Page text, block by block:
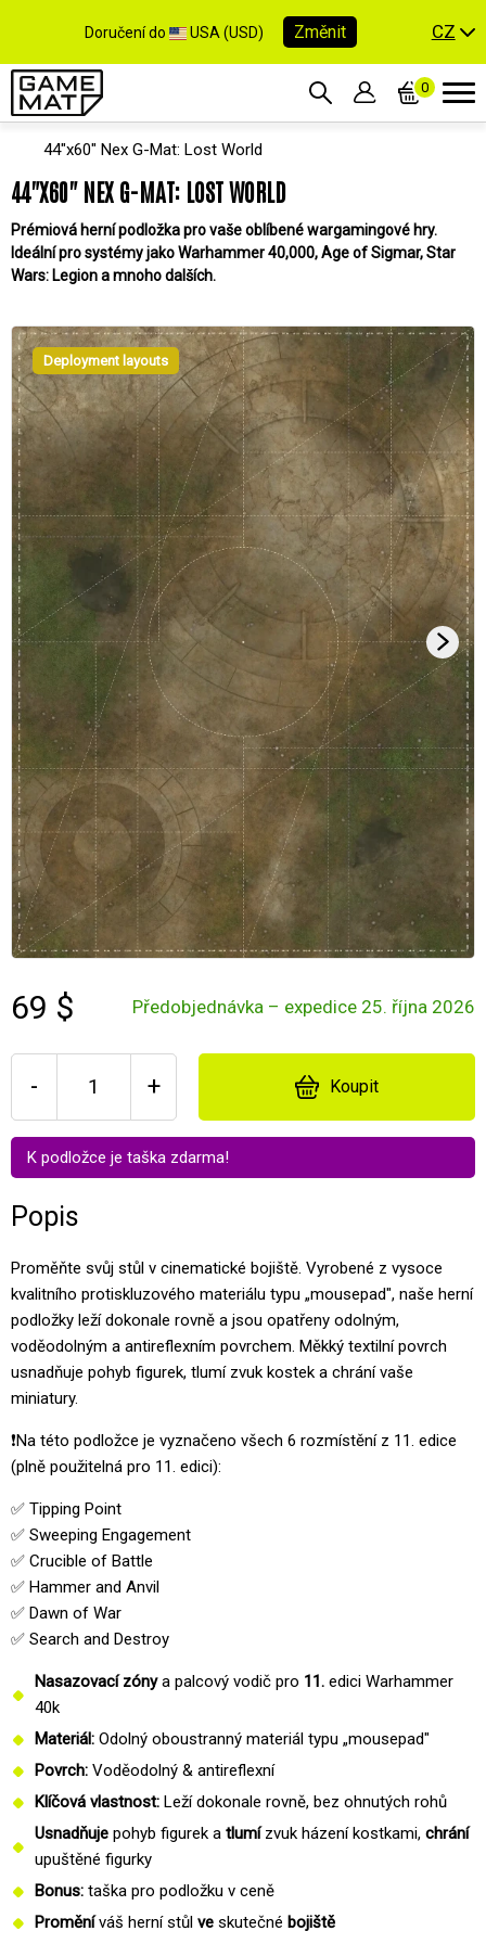
Doručení do USA (USD) Změnit CZ
0
44"x60" Nex G-Mat: Lost World
44"X60" NEX G-MAT: LOST WORLD
Prémiová herní podložka pro vaše oblíbené wargamingové hry.
Ideální pro systémy jako Warhammer 40,000, Age of Sigmar, Star
Wars: Legion a mnoho dalších.
Deployment layouts
69 $ Předobjednávka – expedice 25. října 2026
- + Koupit
K podložce je taška zdarma!
Popis
Proměňte svůj stůl v cinematické bojiště. Vyrobené z vysoce
kvalitního protiskluzového materiálu typu „mousepad", naše herní
podložky leží dokonale rovně a jsou opatřeny odolným,
voděodolným a antireflexním povrchem. Měkký textilní povrch
usnadňuje pohyb figurek, tlumí zvuk kostek a chrání vaše
miniatury.
❗Na této podložce je vyznačeno všech 6 rozmístění z 11. edice
(plně použitelná pro 11. edici):
✅ Tipping Point
✅ Sweeping Engagement
✅ Crucible of Battle
✅ Hammer and Anvil
✅ Dawn of War
✅ Search and Destroy
Nasazovací zónya palcový vodič pro 11. edici Warhammer
40k
Materiál: Odolný oboustranný materiál typu „mousepad"
Povrch: Voděodolný & antireflexní
Klíčová vlastnost: Leží dokonale rovně, bez ohnutých rohů
Usnadňuje pohyb figurek a tlumízvuk házení kostkami, chrání
upuštěné figurky
Bonus: taška pro podložku v ceně
Proměníváš herní stůl ve skutečné bojiště